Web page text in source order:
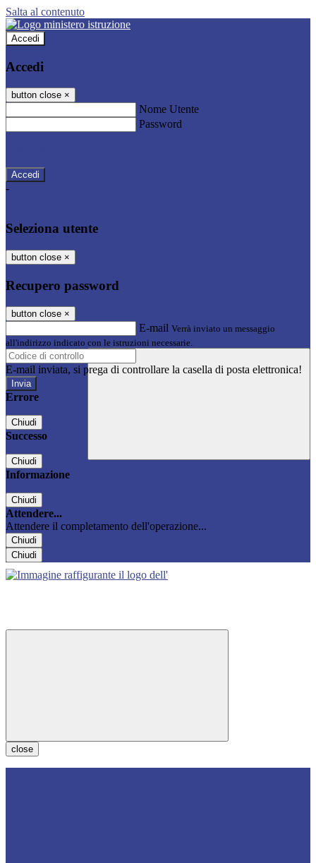
Salta al contenuto
Accedi
Accedi
button close ×
Nome Utente
Password
-
Seleziona utente
button close ×
Recupero password
button close ×
E-mail Verrà inviato un messaggio
all'indirizzo indicato con le istruzioni necessarie.
E-mail inviata, si prega di controllare la casella di posta elettronica!
Errore
Chiudi
Successo
Chiudi
Informazione
Chiudi
Attendere...
Attendere il completamento dell'operazione...
Chiudi
Chiudi
close